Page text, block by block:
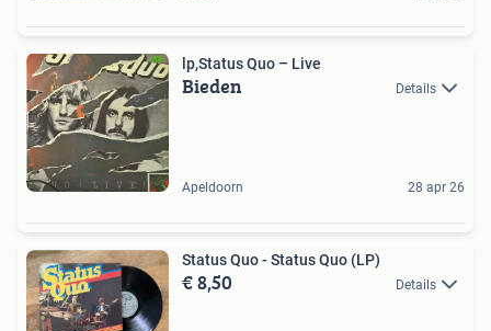
lp,Status Quo – Live
Bieden Details
Apeldoorn 28 apr 26
Status Quo - Status Quo (LP)
€ 8,50 Details